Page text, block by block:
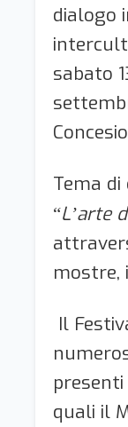
dialogo
sabato
Tema
“L’arte
mostre,
Il
quali il